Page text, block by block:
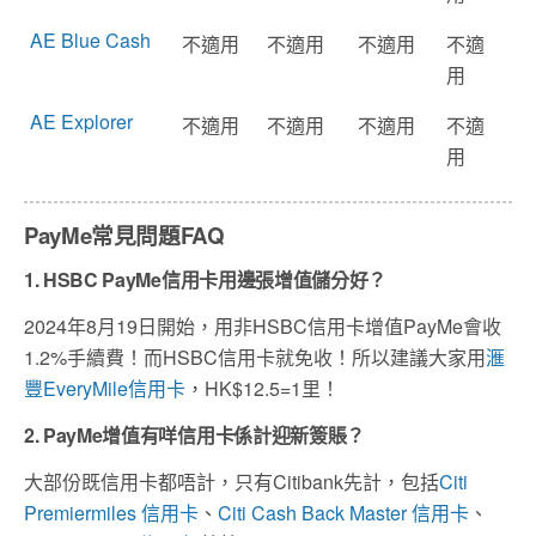
AE Blue Cash
不適用 不適用 不適用
不適
用
AE Explorer
不適用 不適用 不適用
不適
用
PayMe常見問題FAQ
1. HSBC PayMe信用卡用邊張增值儲分好？
2024年8月19日開始，用非HSBC信用卡增值PayMe會收
1.2%手續費！而HSBC信用卡就免收！所以建議大家用滙
豐EveryMile信用卡 ，HK$12.5=1里！
2. PayMe增值有咩信用卡係計迎新簽賬？
大部份既信用卡都唔計，只有Citibank先計，包括Citi
Premiermiles 信用卡 、 Citi Cash Back Master 信用卡 、